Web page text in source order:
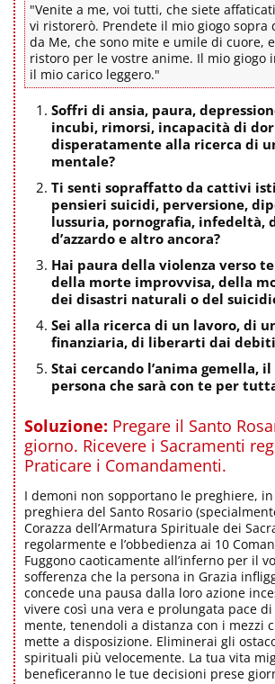
"Venite a me, voi tutti, che siete
vi ristorerò. Prendete il mio giogo sopra
da Me, che sono mite e umile di cuore,
ristoro per le vostre anime. Il mio giogo
il mio carico leggero."
Soffri di ansia, paura,
incubi, rimorsi, incapacità di
disperatamente alla ricerca di
mentale?
Ti senti sopraffatto da cattivi
pensieri suicidi, perversione,
lussuria, pornografia, infedeltà,
d’azzardo e altro ancora?
Hai paura della violenza verso
della morte improvvisa, della
dei disastri naturali o del
Sei alla ricerca di un lavoro, di
finanziaria, di liberarti dai debiti
Stai cercando l’anima gemella,
persona che sarà con te per
Soluzione: Pregare il Santo
giorno. Ricevere i Sacramenti
Praticare i Comandamenti.
I demoni non sopportano le preghiere,
preghiera del Santo Rosario
Corazza dell’Armatura Spirituale dei
regolarmente e l’obbedienza ai 10
Fuggono caoticamente all’inferno per il
sofferenza che la persona in Grazia
concede una pausa dalla loro azione
vivere così una vera e prolungata pace
mente, tenendoli a distanza con i mezzi
mette a disposizione. Eliminerai gli
spirituali più velocemente. La tua vita
beneficeranno le tue decisioni prese